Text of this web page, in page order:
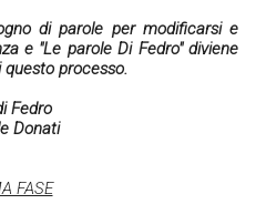
di parole per modificarsi e
e "Le parole Di Fedro" diviene
processo.
Fedro
Donati
FASE